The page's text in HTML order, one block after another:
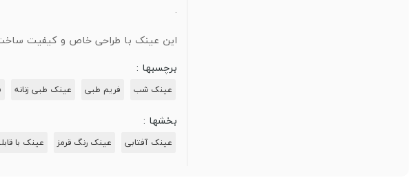
.
این عینک با طراحی خاص و کیفیت ساخت
برچسبها :
عینک شب فریم طبی عینک طبی زنانه
بخشها :
عینک‌ آفتابی عینک رنگ قرمز عینک‌ با